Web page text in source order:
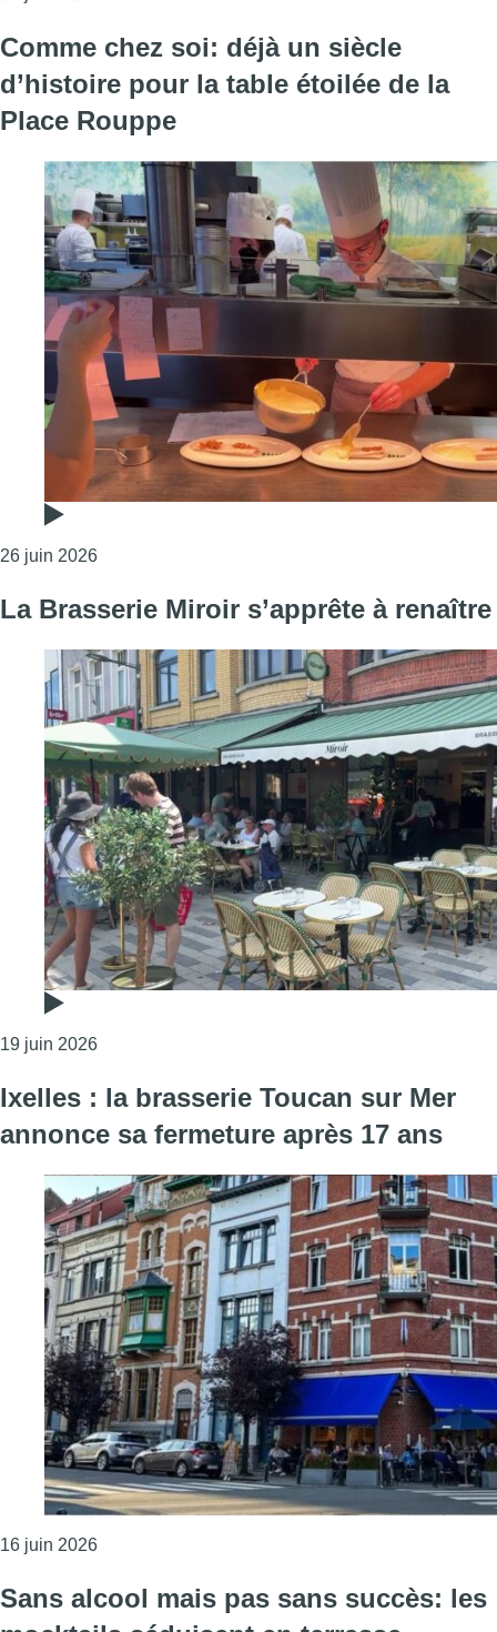
Comme chez soi: déjà un siècle
d’histoire pour la table étoilée de la
Place Rouppe
26 juin 2026Consulter l'article "Comme chez soi: déjà un
La Brasserie Miroir s’apprête à renaître
19 juin 2026Consulter l'article "La Brasserie Miroir s’apprête à
Ixelles : la brasserie Toucan sur Mer
annonce sa fermeture après 17 ans
16 juin 2026Consulter l'article "Ixelles : la brasserie Toucan
Sans alcool mais pas sans succès: les